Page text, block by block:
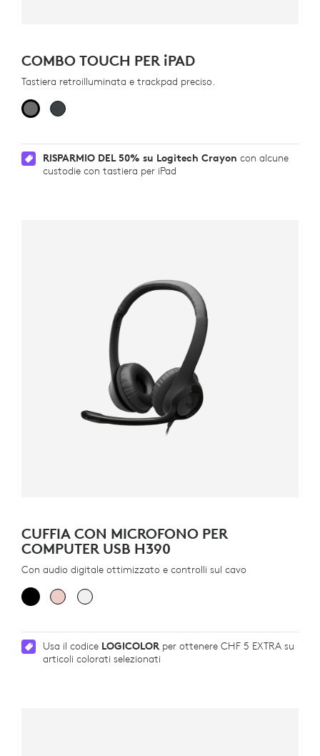
COMBO TOUCH PER iPAD
Tastiera retroilluminata e trackpad preciso.
RISPARMIO DEL 50% su Logitech Crayon con alcune
custodie con tastiera per iPad
CUFFIA CON MICROFONO PER
COMPUTER USB H390
Con audio digitale ottimizzato e controlli sul cavo
Usa il codice LOGICOLORper ottenere CHF 5 EXTRA su
articoli colorati selezionati